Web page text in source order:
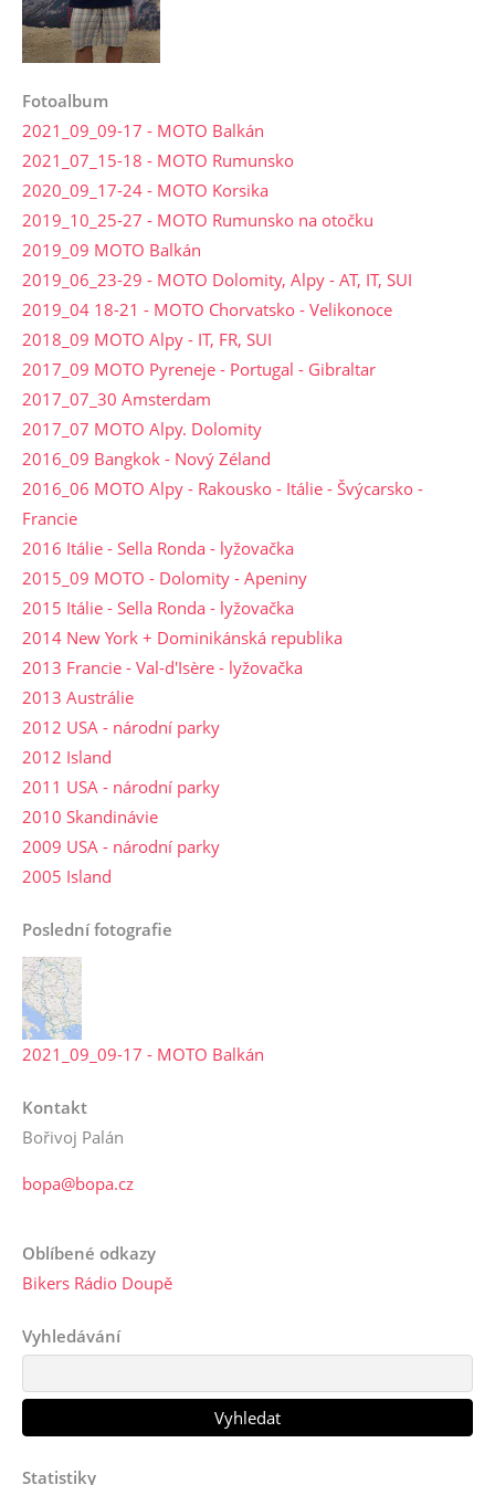
Fotoalbum
2021_09_09-17 - MOTO Balkán
2021_07_15-18 - MOTO Rumunsko
2020_09_17-24 - MOTO Korsika
2019_10_25-27 - MOTO Rumunsko na otočku
2019_09 MOTO Balkán
2019_06_23-29 - MOTO Dolomity, Alpy - AT, IT, SUI
2019_04 18-21 - MOTO Chorvatsko - Velikonoce
2018_09 MOTO Alpy - IT, FR, SUI
2017_09 MOTO Pyreneje - Portugal - Gibraltar
2017_07_30 Amsterdam
2017_07 MOTO Alpy. Dolomity
2016_09 Bangkok - Nový Zéland
2016_06 MOTO Alpy - Rakousko - Itálie - Švýcarsko -
Francie
2016 Itálie - Sella Ronda - lyžovačka
2015_09 MOTO - Dolomity - Apeniny
2015 Itálie - Sella Ronda - lyžovačka
2014 New York + Dominikánská republika
2013 Francie - Val-d'Isère - lyžovačka
2013 Austrálie
2012 USA - národní parky
2012 Island
2011 USA - národní parky
2010 Skandinávie
2009 USA - národní parky
2005 Island
Poslední fotografie
2021_09_09-17 - MOTO Balkán
Kontakt
Bořivoj Palán
bopa@bopa.cz
Oblíbené odkazy
Bikers Rádio Doupě
Vyhledávání
Statistiky